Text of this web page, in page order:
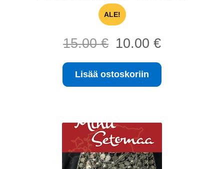
ALE!
15.00€
Alkuperäinen
hinta
oli:
15.00 €.
10.00 €Nykyinen
on:
Lisää ostoskoriin